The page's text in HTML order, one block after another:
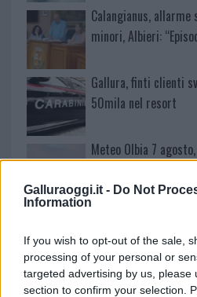
Galluraoggi.it - Do Not
Information
If you wish to opt-out of the sale,
processing of your personal or
targeted advertising by us, please
section to confirm your selection.
Calangianus,
minori, Albieri:
Gallura, finti clienti
50mila nel resort
Meteo Olbia 7
fine agosto